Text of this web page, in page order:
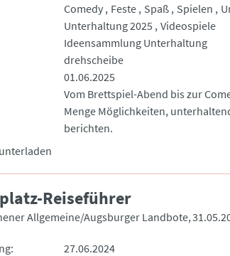
Comedy Feste Spaß Spielen
Unterhaltung 2025 Videospiele
Ideensammlung Unterhaltung
drehscheibe
01.06.2025
Vom Brettspiel-Abend bis zur
Menge Möglichkeiten,
berichten.
Reiseführer
Allgemeine/Augsburger Landbote
27.06.2024